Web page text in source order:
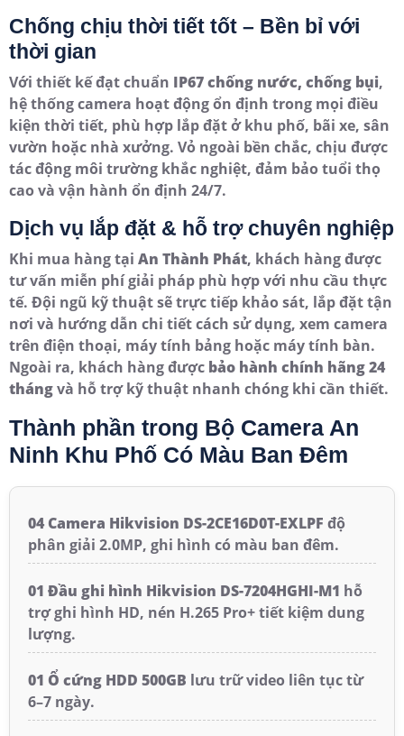
Chống chịu thời tiết tốt – Bền bỉ với
thời gian
Với thiết kế đạt chuẩn IP67 chống nước, chống bụi,
hệ thống camera hoạt động ổn định trong mọi điều
kiện thời tiết, phù hợp lắp đặt ở khu phố, bãi xe, sân
vườn hoặc nhà xưởng. Vỏ ngoài bền chắc, chịu được
tác động môi trường khắc nghiệt, đảm bảo tuổi thọ
cao và vận hành ổn định 24/7.
Dịch vụ lắp đặt & hỗ trợ chuyên nghiệp
Khi mua hàng tại An Thành Phát, khách hàng được
tư vấn miễn phí giải pháp phù hợp với nhu cầu thực
tế. Đội ngũ kỹ thuật sẽ trực tiếp khảo sát, lắp đặt tận
nơi và hướng dẫn chi tiết cách sử dụng, xem camera
trên điện thoại, máy tính bảng hoặc máy tính bàn.
Ngoài ra, khách hàng được bảo hành chính hãng 24
thángvà hỗ trợ kỹ thuật nhanh chóng khi cần thiết.
Thành phần trong Bộ Camera An
Ninh Khu Phố Có Màu Ban Đêm
04 Camera Hikvision DS-2CE16D0T-EXLPF độ
phân giải 2.0MP, ghi hình có màu ban đêm.
01 Đầu ghi hình Hikvision DS-7204HGHI-M1 hỗ
trợ ghi hình HD, nén H.265 Pro+ tiết kiệm dung
lượng.
01 Ổ cứng HDD 500GB lưu trữ video liên tục từ
6–7 ngày.